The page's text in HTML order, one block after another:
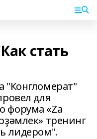
стать
"Конгломерат"
для
форума «Zа
тренинг
лидером".